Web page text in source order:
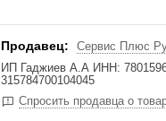
Продавец:
Сервис Плюс
ИП Гаджиев А.А ИНН:
315784700104045
Спросить продавца о